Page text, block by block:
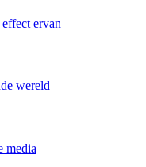
ervan
wereld
media